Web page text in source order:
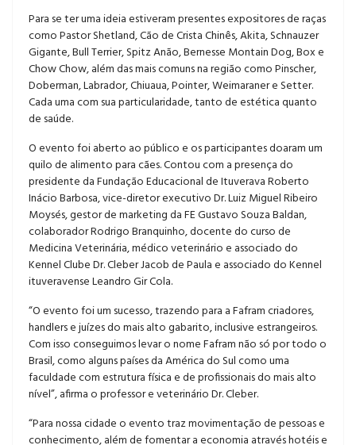
Para se ter uma ideia estiveram presentes expositores de raças
como Pastor Shetland, Cão de Crista Chinês, Akita, Schnauzer
Gigante, Bull Terrier, Spitz Anão, Bernesse Montain Dog, Box e
Chow Chow, além das mais comuns na região como Pinscher,
Doberman, Labrador, Chiuaua, Pointer, Weimaraner e Setter.
Cada uma com sua particularidade, tanto de estética quanto
de saúde.
O evento foi aberto ao público e os participantes doaram um
quilo de alimento para cães. Contou com a presença do
presidente da Fundação Educacional de Ituverava Roberto
Inácio Barbosa, vice-diretor executivo Dr. Luiz Miguel Ribeiro
Moysés, gestor de marketing da FE Gustavo Souza Baldan,
colaborador Rodrigo Branquinho, docente do curso de
Medicina Veterinária, médico veterinário e associado do
Kennel Clube Dr. Cleber Jacob de Paula e associado do Kennel
ituveravense Leandro Gir Cola.
“O evento foi um sucesso, trazendo para a Fafram criadores,
handlers e juízes do mais alto gabarito, inclusive estrangeiros.
Com isso conseguimos levar o nome Fafram não só por todo o
Brasil, como alguns países da América do Sul como uma
faculdade com estrutura física e de profissionais do mais alto
nível”, afirma o professor e veterinário Dr. Cleber.
“Para nossa cidade o evento traz movimentação de pessoas e
conhecimento, além de fomentar a economia através hotéis e